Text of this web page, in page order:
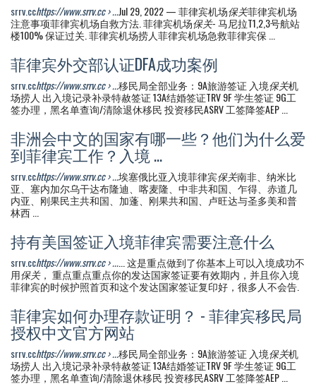
srrv.cchttps://www.srrv.cc › ...Jul 29, 2022 — 菲律宾机场保关菲律宾机场
注意事项菲律宾机场自救方法. 菲律宾机场保关- 马尼拉T1,2,3号航站
楼100% 保证过关. 菲律宾机场捞人菲律宾机场急救菲律宾保 ...
菲律宾外交部认证DFA成功案例
srrv.cchttps://www.srrv.cc › ...移民局全部业务：9A旅游签证 入境保关机
场捞人 出入境记录补录特赦签证 13A结婚签证TRV 9F 学生签证 9G工
签办理，黑名单查询/清除退休移民 投资移民ASRV 工签降签AEP ...
非洲会中文的国家有哪一些？他们为什么爱
到菲律宾工作？入境 ...
srrv.cchttps://www.srrv.cc › ...埃塞俄比亚入境菲律宾保关南非、纳米比
亚、塞内加尔乌干达布隆迪、喀麦隆、中非共和国、乍得、赤道几
内亚、刚果民主共和国、加蓬、刚果共和国、卢旺达与圣多美和普
林西 ...
持有美国签证入境菲律宾需要注意什么
srrv.cchttps://www.srrv.cc › ...... 这是重点做到了你基本上可以入境成功不
用保关， 重点重点重点你的发达国家签证要有效期内，并且你入境
菲律宾的时候护照首页和这个发达国家签证复印好，很多人不会告.
菲律宾如何办理存款证明？ - 菲律宾移民局
授权中文官方网站
srrv.cchttps://www.srrv.cc › ...移民局全部业务：9A旅游签证 入境保关机
场捞人 出入境记录补录特赦签证 13A结婚签证TRV 9F 学生签证 9G工
签办理，黑名单查询/清除退休移民 投资移民ASRV 工签降签AEP ...